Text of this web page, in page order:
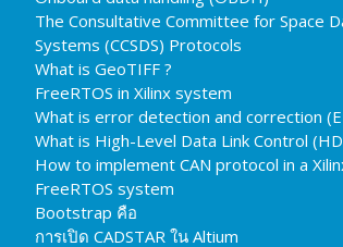
The Consultative Committee for Space
Systems (CCSDS) Protocols
What is GeoTIFF ?
FreeRTOS in Xilinx system
What is error detection and correction
What is High-Level Data Link Control
How to implement CAN protocol in a
FreeRTOS system
Bootstrap คือ
การเปิด CADSTAR ใน Altium